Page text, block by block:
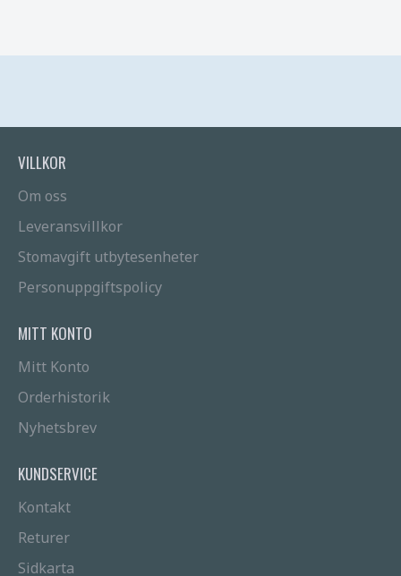
VILLKOR
Om oss
Leveransvillkor
Stomavgift utbytesenheter
Personuppgiftspolicy
MITT KONTO
Mitt Konto
Orderhistorik
Nyhetsbrev
KUNDSERVICE
Kontakt
Returer
Sidkarta